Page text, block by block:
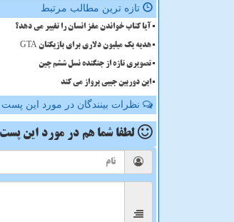
تازه ترین مطالب مرتبط
آیا کتاب خواندن مغز انسان را تغییر می دهد؟
هدیه یک میلیون دلاری برای بازیکنان GTA
تصویری تازه از جنگنده نسل ششم چین
این دوربین جیبی پرواز می کند
نظرات بینندگان در مورد این پست
لطفا شما هم در مورد این پست